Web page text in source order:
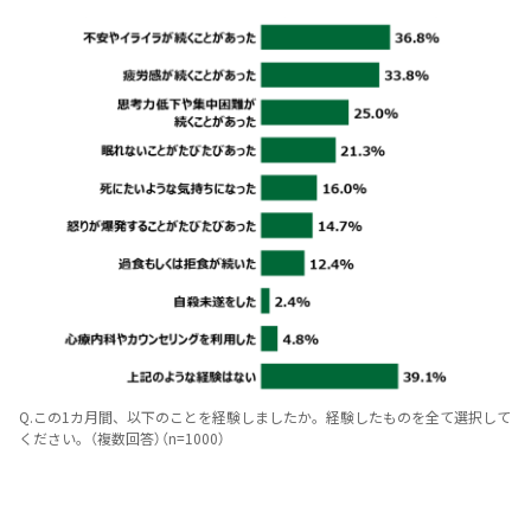
Q.この1カ月間、以下のことを経験しましたか。経験したものを全て選択して
ください。（複数回答）（n=1000）